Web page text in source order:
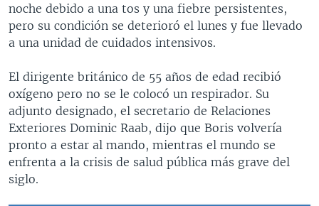
noche debido a una tos y una fiebre persistentes,
pero su condición se deterioró el lunes y fue llevado
a una unidad de cuidados intensivos.
El dirigente británico de 55 años de edad recibió
oxígeno pero no se le colocó un respirador. Su
adjunto designado, el secretario de Relaciones
Exteriores Dominic Raab, dijo que Boris volvería
pronto a estar al mando, mientras el mundo se
enfrenta a la crisis de salud pública más grave del
siglo.